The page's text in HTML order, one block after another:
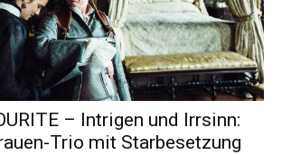
– Intrigen und Irrsinn:
Trio mit Starbesetzung